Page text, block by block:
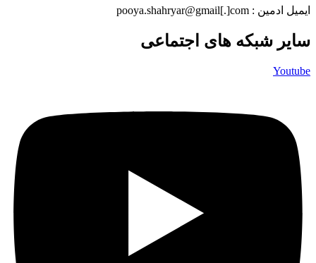
ایمیل ادمین : pooya.shahryar@gmail[.]com
سایر شبکه های اجتماعی
Youtube